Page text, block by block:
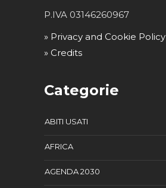
P.IVA 03146260967
» Privacy and Cookie Policy
» Credits
Categorie
ABITI USATI
AFRICA
AGENDA 2030